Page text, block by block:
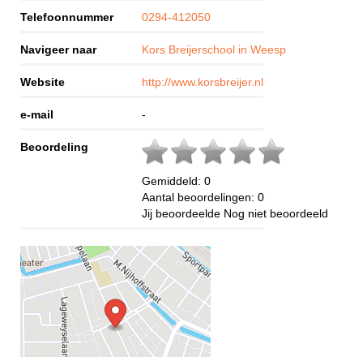
Telefoonnummer 0294-412050
Navigeer naar Kors Breijerschool in Weesp
Website http://www.korsbreijer.nl
e-mail -
Beoordeling
Gemiddeld: 0
Aantal beoordelingen: 0
Jij beoordeelde Nog niet beoordeeld